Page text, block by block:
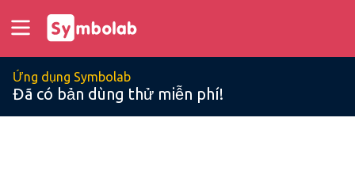
Ứng dụng Symbolab
Đã có bản dùng thử miễn phí!